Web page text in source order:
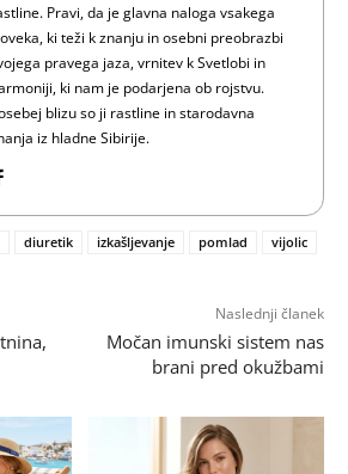
Pravi, da je glavna naloga vsakega
ki teži k znanju in osebni preobrazbi
pravega jaza, vrnitev k Svetlobi in
ki nam je podarjena ob rojstvu.
blizu so ji rastline in starodavna
iz hladne Sibirije.
diuretik izkašljevanje pomlad
vijolic
Naslednji članek
Močan imunski sistem nas
brani pred okužbami